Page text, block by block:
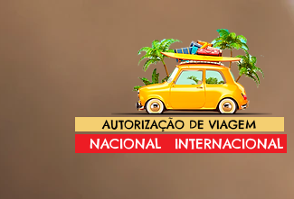
AUTORIZAÇÃO DE VIAGEM
NACIONAL INTERNACIONAL